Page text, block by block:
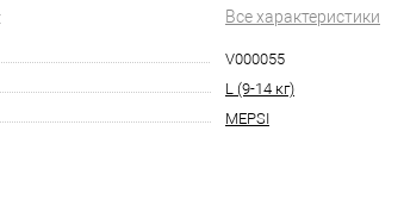
Все характеристики
V000055
L (9-14 кг)
MEPSI